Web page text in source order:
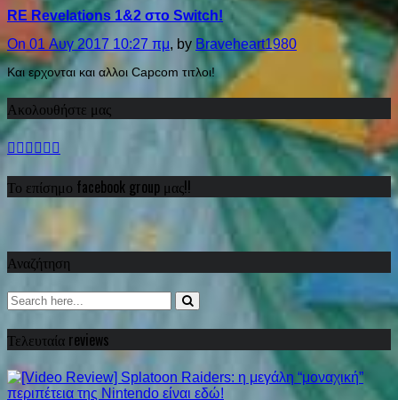
RE Revelations 1&2 στο Switch!
On 01 Αυγ 2017 10:27 πμ, by Braveheart1980
Και ερχονται και αλλοι Capcom τιτλοι!
Ακολουθήστε μας
Το επίσημο facebook group μας!!
Αναζήτηση
Τελευταία reviews